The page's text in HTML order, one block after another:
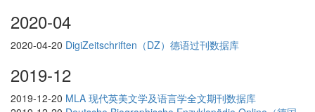
2020-04
2020-04-20 DigiZeitschriften（DZ）德语过刊数据库
2019-12
2019-12-20 MLA 现代英美文学及语言学全文期刊数据库